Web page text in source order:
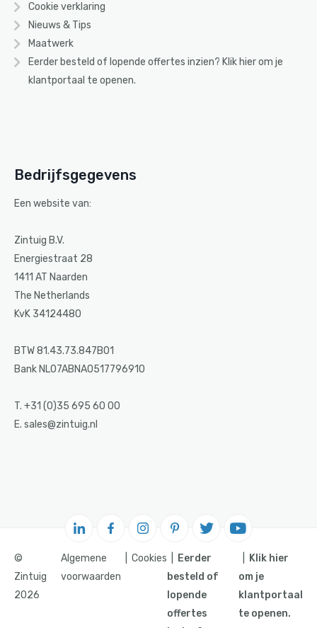
Cookie verklaring
Nieuws & Tips
Maatwerk
Eerder besteld of lopende offertes inzien? Klik hierom je
klantportaal te openen.
Bedrijfsgegevens
Een website van:
Zintuig B.V.
Energiestraat 28
1411 AT Naarden
The Netherlands
KvK 34124480
BTW 81.43.73.847B01
Bank NL07ABNA0517796910
T. +31 (0)35 695 60 00
E. sales@zintuig.nl
©
Zintuig
2026
Algemene
voorwaarden
Cookies
Eerder
besteld of
lopende
offertes
Klik hier
om je
klantportaal
te openen.